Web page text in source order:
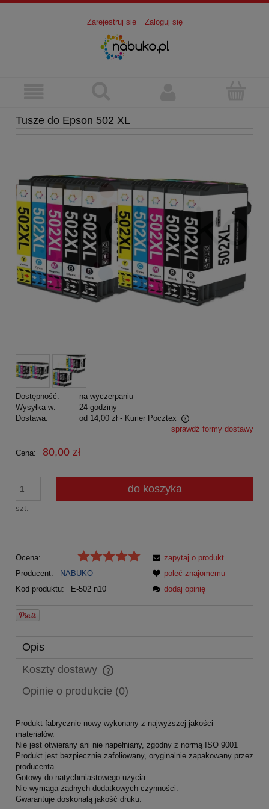
Zarejestruj się Zaloguj się
Tusze do Epson 502 XL
Dostępność:
na wyczerpaniu
Wysyłka w:
24 godziny
Dostawa:
od 14,00 zł - Kurier Pocztex
Cena nie zawiera ewentualnych kosztów płatnościsprawdź formy dostawy
Cena: 80,00 zł
szt.
do koszyka
Ocena:
Producent:
NABUKO
Kod produktu:
E-502 n10
zapytaj o produkt
poleć znajomemu
dodaj opinię
Opis
Koszty dostawy
Cena nie zawiera ewentualnych kosztów płatności
Opinie o produkcie (0)
Produkt fabrycznie nowy wykonany z najwyższej jakości
materiałów.
Nie jest otwierany ani nie napełniany, zgodny z normą ISO 9001
Produkt jest bezpiecznie zafoliowany, oryginalnie zapakowany przez
producenta.
Gotowy do natychmiastowego użycia.
Nie wymaga żadnych dodatkowych czynności.
Gwarantuje doskonałą jakość druku.